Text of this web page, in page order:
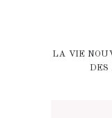
LA VIE
DES